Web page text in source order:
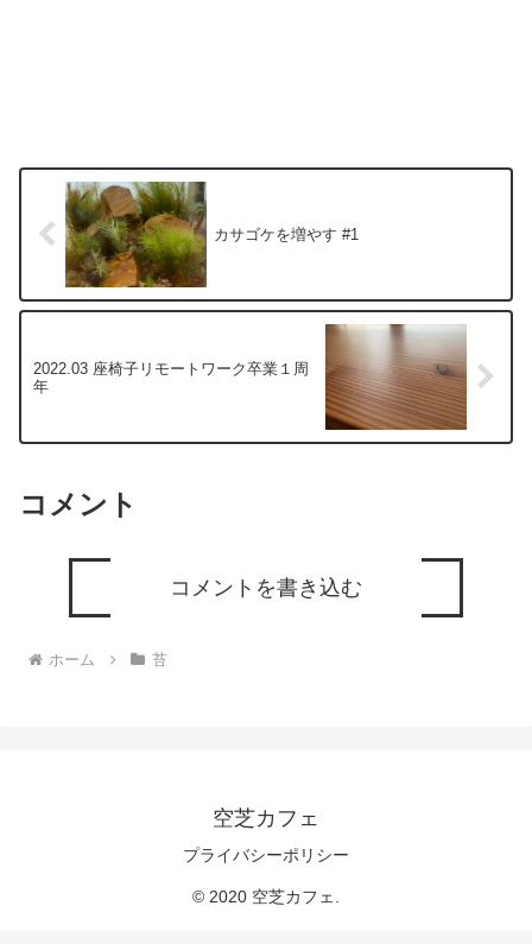
カサゴケを増やす #1
2022.03 座椅子リモートワーク卒業１周
年
コメント
コメントを書き込む
ホーム 苔
空芝カフェ
プライバシーポリシー
© 2020 空芝カフェ.